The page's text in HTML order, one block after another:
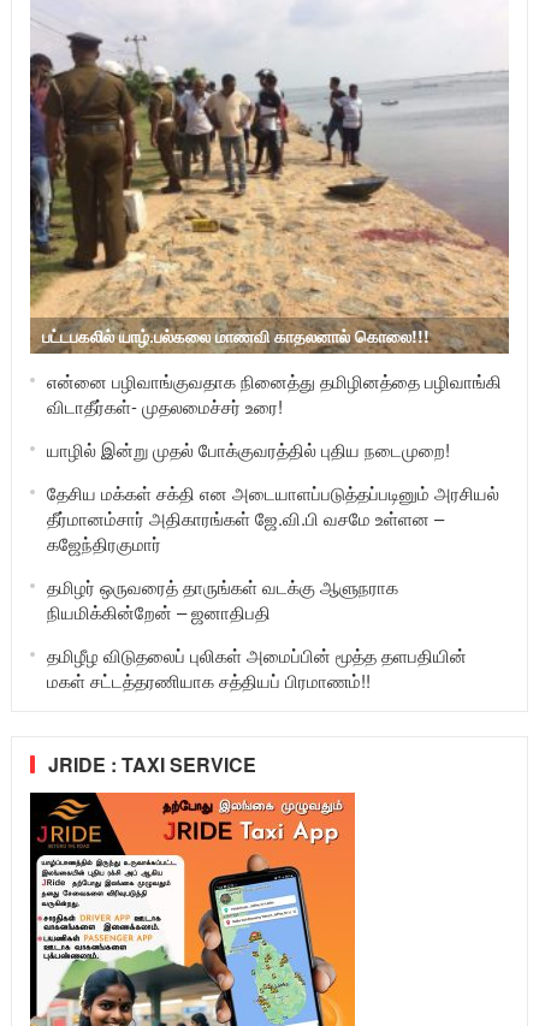
பட்டபகலில் யாழ்.பல்கலை மாணவி காதலனால் கொலை!!!
என்னை பழிவாங்குவதாக நினைத்து தமிழினத்தை பழிவாங்கி
விடாதீர்கள்- முதலமைச்சர் உரை!
யாழில் இன்று முதல் போக்குவரத்தில் புதிய நடைமுறை!
தேசிய மக்கள் சக்தி என அடையாளப்படுத்தப்படினும் அரசியல்
தீர்மானம்சார் அதிகாரங்கள் ஜே.வி.பி வசமே உள்ளன –
கஜேந்திரகுமார்
தமிழர் ஒருவரைத் தாருங்கள் வடக்கு ஆளுநராக
நியமிக்கின்றேன் – ஜனாதிபதி
தமிழீழ விடுதலைப் புலிகள் அமைப்பின் மூத்த தளபதியின்
மகள் சட்டத்தரணியாக சத்தியப் பிரமாணம்!!
JRIDE : TAXI SERVICE